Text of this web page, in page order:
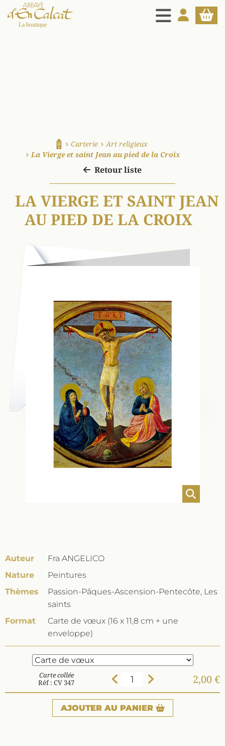
MENU
MON PANIER
Accueil
Carterie
Art religieux
La Vierge et saint Jean au pied de la Croix
Retour liste
LA VIERGE ET SAINT JEAN
AU PIED DE LA CROIX
Auteur
Fra ANGELICO
Nature
Peintures
Thèmes
Passion-Pâques-Ascension-Pentecôte, Les
saints
Format
Carte de vœux (16 x 11,8 cm + une
enveloppe)
Carte collée
Réf : CV 347
2,00 €
AJOUTER AU PANIER